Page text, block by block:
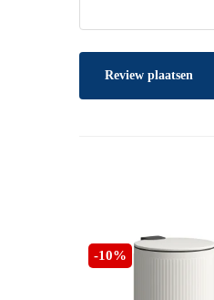
Review plaatsen
-10%